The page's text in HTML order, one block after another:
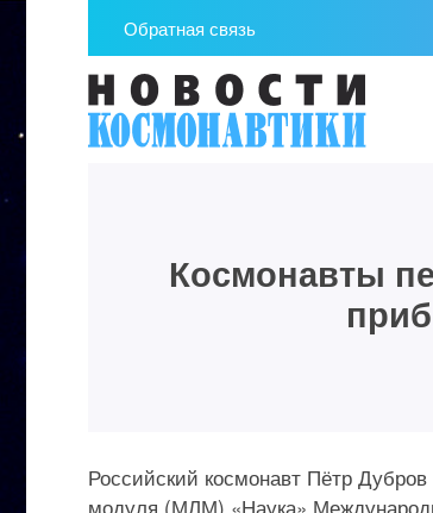
Обратная связь
Космонавты
Российский космонавт Пётр
модуля (МЛМ) «Наука»